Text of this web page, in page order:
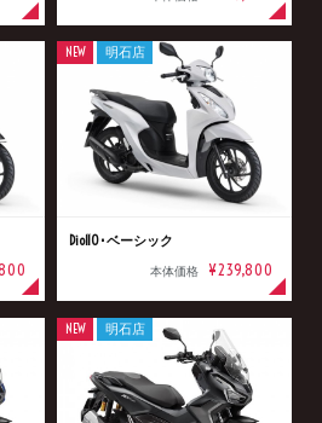
Dio110･ベーシック
本体価格 ¥239,800
NEW 明石店
NEW 明石店